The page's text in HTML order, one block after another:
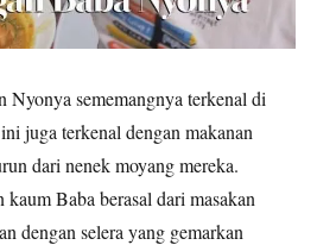
Nyonya sememangnya terkenal di
juga terkenal dengan makanan
dari nenek moyang mereka.
kaum Baba berasal dari masakan
dengan selera yang gemarkan